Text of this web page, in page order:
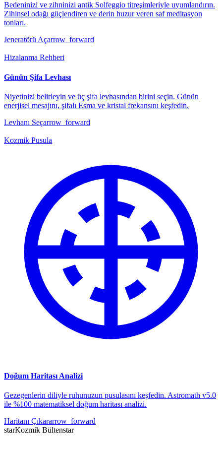
Bedeninizi ve zihninizi antik Solfeggio titreşimleriyle uyumlandırın.
Zihinsel odağı güçlendiren ve derin huzur veren saf meditasyon
tonları.
Jeneratörü Açarrow_forward
Hizalanma Rehberi
Günün Şifa Levhası
Niyetinizi belirleyin ve üç şifa levhasından birini seçin. Günün
enerjisel mesajını, şifalı Esma ve kristal frekansını keşfedin.
Levhanı Seçarrow_forward
Kozmik Pusula
Doğum Haritası Analizi
Gezegenlerin diliyle ruhunuzun pusulasını keşfedin. Astromath v5.0
ile %100 matematiksel doğum haritası analizi.
Haritanı Çıkararrow_forward
starKozmik Bültenstar